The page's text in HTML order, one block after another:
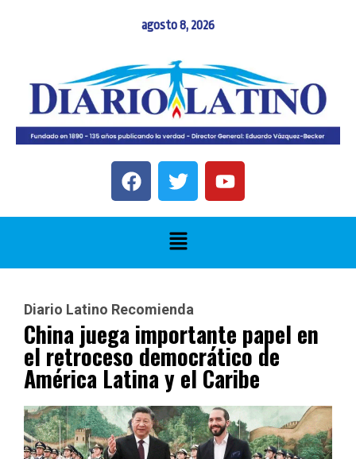
agosto 8, 2026
Diario Latino Recomienda
China juega importante papel en
el retroceso democrático de
América Latina y el Caribe